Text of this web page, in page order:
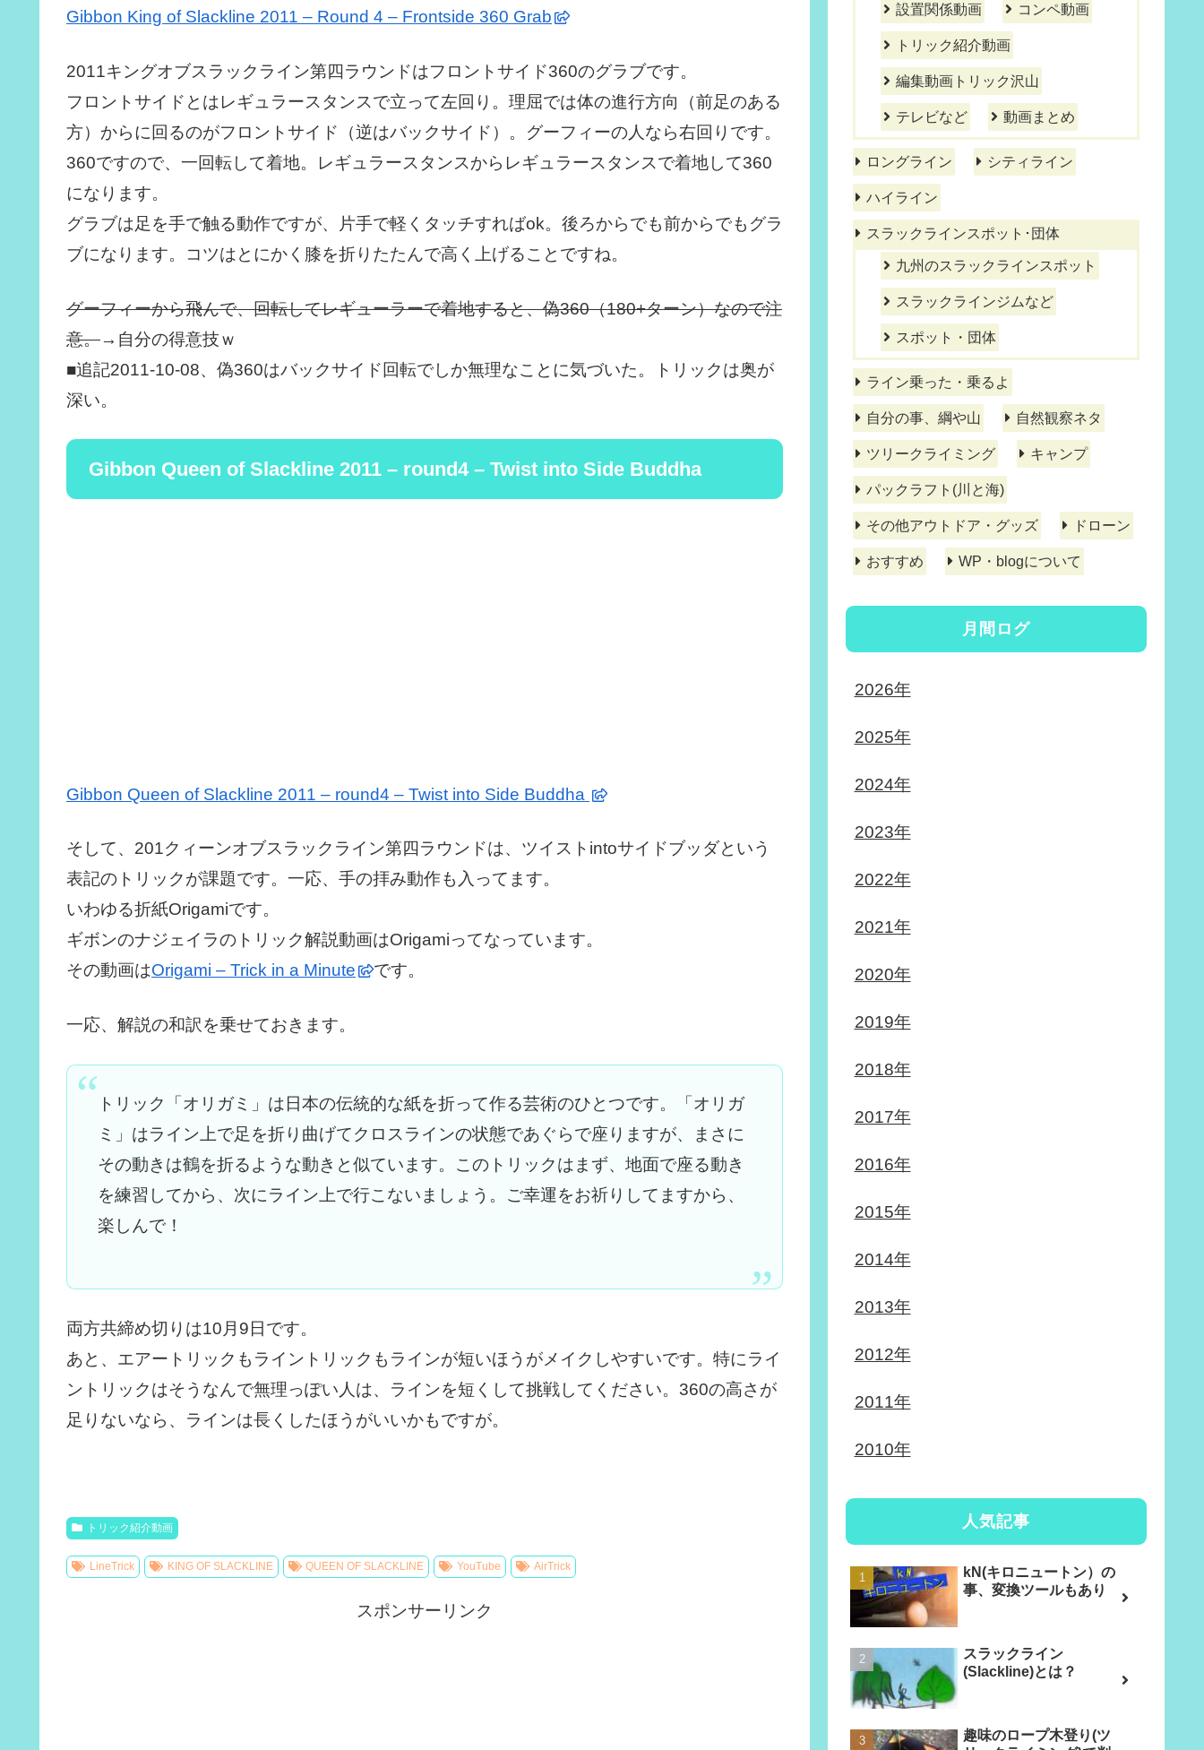
Gibbon King of Slackline 2011 – Round 4 – Frontside 360 Grab
2011キングオブスラックライン第四ラウンドはフロントサイド360のグラブです。
フロントサイドとはレギュラースタンスで立って左回り。理屈では体の進行方向（前足のある
方）からに回るのがフロントサイド（逆はバックサイド）。グーフィーの人なら右回りです。
360ですので、一回転して着地。レギュラースタンスからレギュラースタンスで着地して360
になります。
グラブは足を手で触る動作ですが、片手で軽くタッチすればok。後ろからでも前からでもグラ
ブになります。コツはとにかく膝を折りたたんで高く上げることですね。
グーフィーから飛んで、回転してレギューラーで着地すると、偽360（180+ターン）なので注
意。→自分の得意技ｗ
■追記2011-10-08、偽360はバックサイド回転でしか無理なことに気づいた。トリックは奥が
深い。
Gibbon Queen of Slackline 2011 – round4 – Twist into Side Buddha
Gibbon Queen of Slackline 2011 – round4 – Twist into Side Buddha
そして、201クィーンオブスラックライン第四ラウンドは、ツイストintoサイドブッダという
表記のトリックが課題です。一応、手の拝み動作も入ってます。
いわゆる折紙Origamiです。
ギボンのナジェイラのトリック解説動画はOrigamiってなっています。
その動画はOrigami – Trick in a Minute です。
一応、解説の和訳を乗せておきます。
トリック「オリガミ」は日本の伝統的な紙を折って作る芸術のひとつです。「オリガ
ミ」はライン上で足を折り曲げてクロスラインの状態であぐらで座りますが、まさに
その動きは鶴を折るような動きと似ています。このトリックはまず、地面で座る動き
を練習してから、次にライン上で行こないましょう。ご幸運をお祈りしてますから、
楽しんで！
両方共締め切りは10月9日です。
あと、エアートリックもライントリックもラインが短いほうがメイクしやすいです。特にライ
ントリックはそうなんで無理っぽい人は、ラインを短くして挑戦してください。360の高さが
足りないなら、ラインは長くしたほうがいいかもですが。
トリック紹介動画
LineTrick KING OF SLACKLINE QUEEN OF SLACKLINE YouTube AirTrick
スポンサーリンク
設置関係動画 コンペ動画
トリック紹介動画
編集動画トリック沢山
テレビなど 動画まとめ
ロングライン シティライン
ハイライン
スラックラインスポット･団体
九州のスラックラインスポット
スラックラインジムなど
スポット・団体
ライン乗った・乗るよ
自分の事、綱や山 自然観察ネタ
ツリークライミング キャンプ
パックラフト(川と海)
その他アウトドア・グッズ ドローン
おすすめ WP・blogについて
月間ログ
2026年
2025年
2024年
2023年
2022年
2021年
2020年
2019年
2018年
2017年
2016年
2015年
2014年
2013年
2012年
2011年
2010年
人気記事
kN(キロニュートン）の
事、変換ツールもあり
スラックライン
(Slackline)とは？
趣味のロープ木登り(ツ